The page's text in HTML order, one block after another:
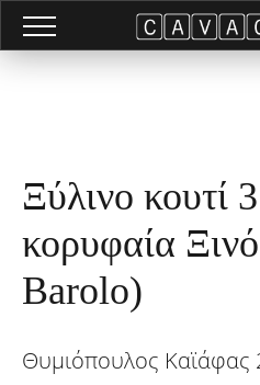
Ξύλινο κουτί
κορυφαία
Barolo)
Θυμιόπουλος Καϊάφας